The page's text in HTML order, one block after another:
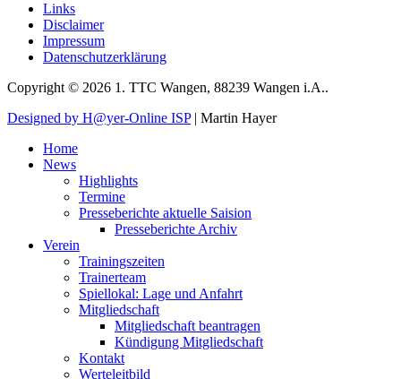
Links
Disclaimer
Impressum
Datenschutzerklärung
Copyright © 2026 1. TTC Wangen, 88239 Wangen i.A..
Designed by H@yer-Online ISP| Martin Hayer
Home
News
Highlights
Termine
Presseberichte aktuelle Saision
Presseberichte Archiv
Verein
Trainingszeiten
Trainerteam
Spiellokal: Lage und Anfahrt
Mitgliedschaft
Mitgliedschaft beantragen
Kündigung Mitgliedschaft
Kontakt
Werteleitbild